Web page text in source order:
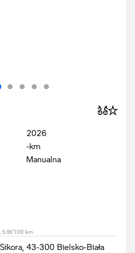
2026
-km
Manualna
5.9l/100 km
43-300 Bielsko-Biała